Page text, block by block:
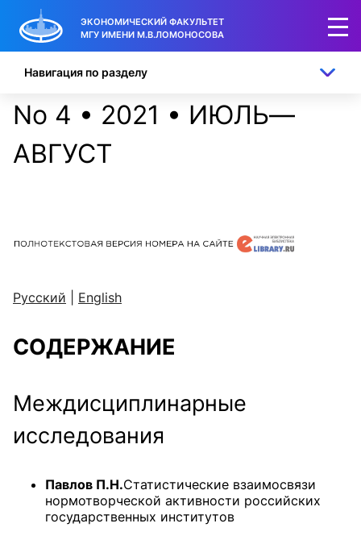
ЭКОНОМИЧЕСКИЙ ФАКУЛЬТЕТ
МГУ ИМЕНИ М.В.ЛОМОНОСОВА
No 4 • 2021 • ИЮЛЬ—
АВГУСТ
Навигация по разделу
Русский English
СОДЕРЖАНИЕ
Междисциплинарные
исследования
Павлов П.Н.Статистические взаимосвязи
нормотворческой активности российских
государственных институтов